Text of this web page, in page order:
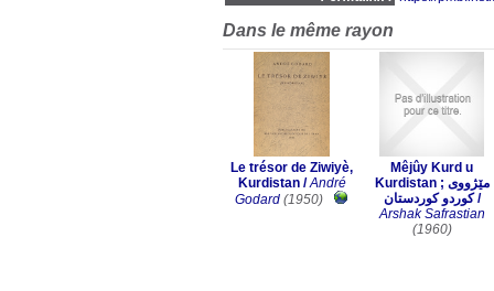
Dans le même rayon
Le trésor de Ziwiyè,
Kurdistan/André
Godard (1950)
Mêjûy Kurd u
Kurdistan ; مێژووی
كوردو كوردستان/
Arshak Safrastian
(1960)